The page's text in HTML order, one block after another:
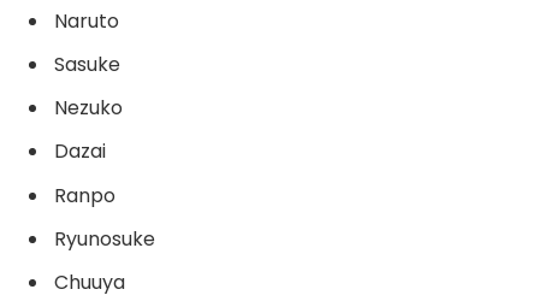
Naruto
Sasuke
Nezuko
Dazai
Ranpo
Ryunosuke
Chuuya